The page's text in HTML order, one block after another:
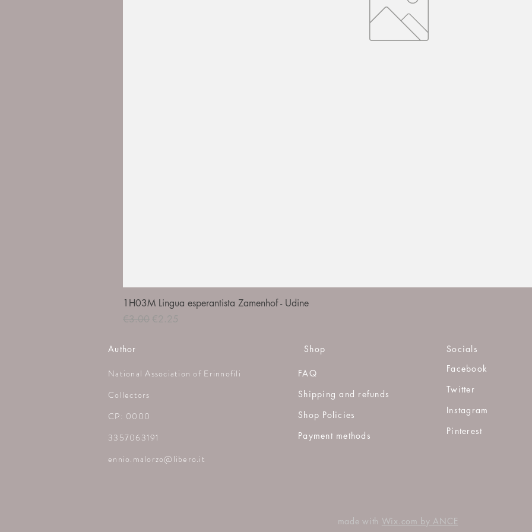
1H03M Lingua esperantista Zamenhof - Udine
Author
National Association of Erinnofili
Collectors
CP: 0000
3357063191
ennio.malorzo@libero.it
Shop
FAQ
Shipping and refunds
Shop Policies
Payment methods
Socials
Facebook
Twitter
Instagram
Pinterest
made with Wix.com by ANCE